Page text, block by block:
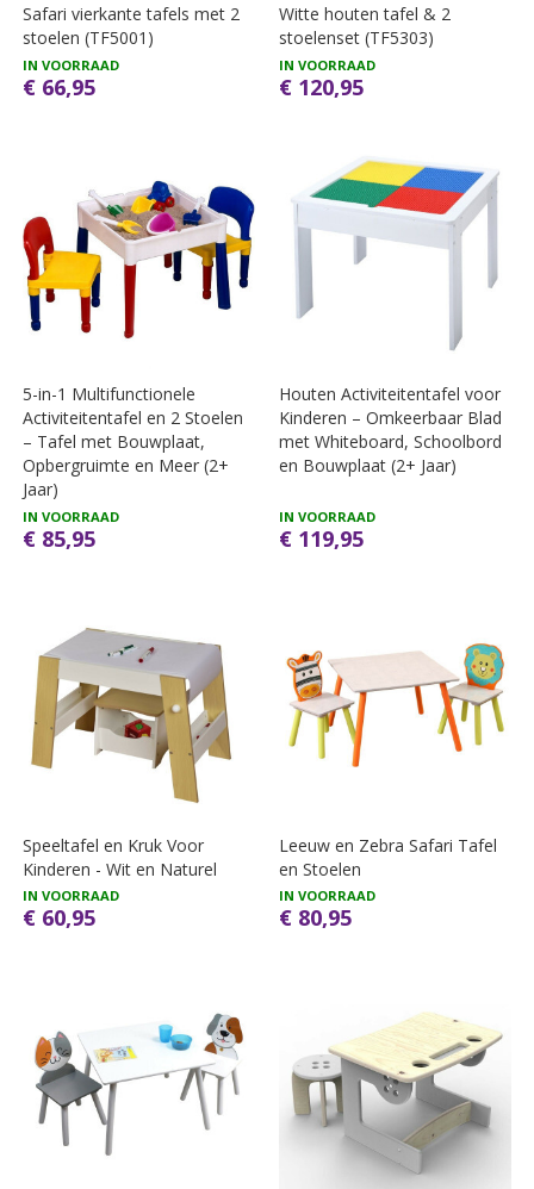
Safari vierkante tafels met 2
stoelen (TF5001)
IN VOORRAAD
€ 66,95
Witte houten tafel & 2
stoelenset (TF5303)
IN VOORRAAD
€ 120,95
5-in-1 Multifunctionele
Activiteitentafel en 2 Stoelen
– Tafel met Bouwplaat,
Opbergruimte en Meer (2+
Jaar)
IN VOORRAAD
€ 85,95
Houten Activiteitentafel voor
Kinderen – Omkeerbaar Blad
met Whiteboard, Schoolbord
en Bouwplaat (2+ Jaar)
IN VOORRAAD
€ 119,95
Speeltafel en Kruk Voor
Kinderen - Wit en Naturel
IN VOORRAAD
€ 60,95
Leeuw en Zebra Safari Tafel
en Stoelen
IN VOORRAAD
€ 80,95